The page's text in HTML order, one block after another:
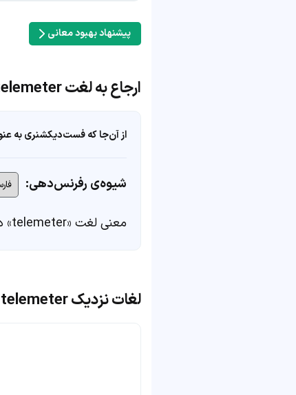
پیشنهاد بهبود معانی
ارجاع به لغت telemeter
از آن‌جا که فست‌دیکشنری به
شیوه‌ی رفرنس‌دهی:
معنی لغت «telemeter» در
لغات نزدیک telemeter